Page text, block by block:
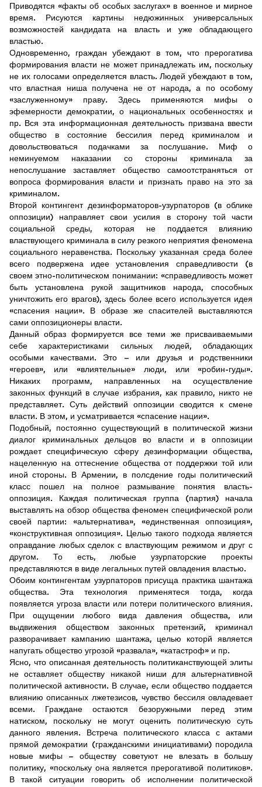
Приводятся «факты об особых заслугах» в военное и мирное
время. Рисуются картины недюжинных универсальных
возможностей кандидата на власть и уже обладающего
властью.
Одновременно, граждан убеждают в том, что прерогатива
формирования власти не может принадлежать им, поскольку
не их голосами определяется власть. Людей убеждают в том,
что властная ниша получена не от народа, а по особому
«заслуженному» праву. Здесь применяются мифы о
эфемерности демократии, о национальных особенностях и
пр. Вся эта информационная деятельность призвана ввести
общество в состояние бессилия перед криминалом и
довольствоваться подачками за послушание. Миф о
неминуемом наказании со стороны криминала за
непослушание заставляет общество самоотстраняться от
вопроса формирования власти и признать право на это за
криминалом.
Второй контингент дезинформаторов-узурпаторов (в облике
оппозиции) направляет свои усилия в сторону той части
социальной среды, которая не поддается влиянию
властвующего криминала в силу резкого неприятия феномена
социального неравенства. Поскольку указанная среда более
всего подвержена идее установления справедливости (в
своем этно-политическом понимании: «справедливость может
быть установлена рукой защитников народа, способных
уничтожить его врагов), здесь более всего используется идея
«спасения нации». В образе же спасителей выставляются
сами оппозиционеры власти.
Данный образ формируется все теми же присваиваемыми
себе характеристиками сильных людей, обладающих
особыми качествами. Это – или друзья и родственники
«героев», или «влиятельные» люди, или «робин-гуды».
Никаких программ, направленных на осуществление
законных функций в случае избрания, как правило, никто не
представляет. Суть действий оппозиции сводится к смене
власти. В этом, и усматривается «спасение нации».
Подобный, постоянно существующий в политической жизни
диалог криминальных дельцов во власти и в оппозиции
рождает специфическую сферу дезинформации общества,
нацеленную на оттеснение общества от поддержки той или
иной стороны. В Армении, в полсдение годы политический
класс пошел на полное размывание понятия власть-
оппозиция. Каждая политическая группа (партия) начала
выставлять на обзор общества феномен специфической роли
своей партии: «альтернатива», «единственная оппозиция»,
«конструктивная оппозиция». Целью такого подхода является
оправдание любых сделок с властвующим режимом и друг с
другом. То есть, любые узурпаторские проекты
представляются в виде легальных путей овладения властью.
Обоим контингентам узурпаторов присуща практика шантажа
общества. Эта технология применятеся тогда, когда
появляется угроза власти или потери политического влияния.
При ощущении любого вида давления общества, или
выдвижения обществом законных претензий, криминал
разворачивает кампанию шантажа, целью которй является
напугать общество угрозой «развала», «катастроф» и пр.
Ясно, что описанная деятельность политиканствующей элиты
не оставляет обществу никакой ниши для альтернативной
политической активности. В случае, если общество поддается
влиянию описанных лжетезисов, чувство бессиля овладевает
всеми. Граждане остаются безоружными перед этим
натиском, поскольку не могут оценить политическую суть
данного явления. Встреча политического класса с актами
прямой демократии (гражданскими инициативами) породила
новые мифы – обществу советуют не влезать в большу
политику, «поскольку она является прерогативой политиков».
В такой ситуации говорить об исполнении политической